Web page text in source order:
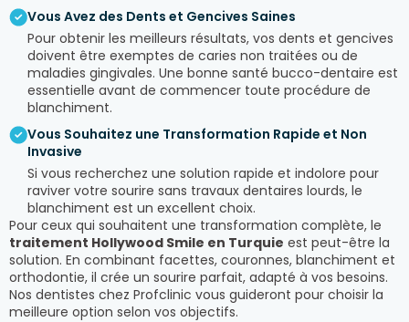
Vous Avez des Dents et Gencives Saines
Pour obtenir les meilleurs résultats, vos dents et gencives
doivent être exemptes de caries non traitées ou de
maladies gingivales. Une bonne santé bucco-dentaire est
essentielle avant de commencer toute procédure de
blanchiment.
Vous Souhaitez une Transformation Rapide et Non
Invasive
Si vous recherchez une solution rapide et indolore pour
raviver votre sourire sans travaux dentaires lourds, le
blanchiment est un excellent choix.
Pour ceux qui souhaitent une transformation complète, le
traitement Hollywood Smile en Turquie est peut-être la
solution. En combinant facettes, couronnes, blanchiment et
orthodontie, il crée un sourire parfait, adapté à vos besoins.
Nos dentistes chez Profclinic vous guideront pour choisir la
meilleure option selon vos objectifs.